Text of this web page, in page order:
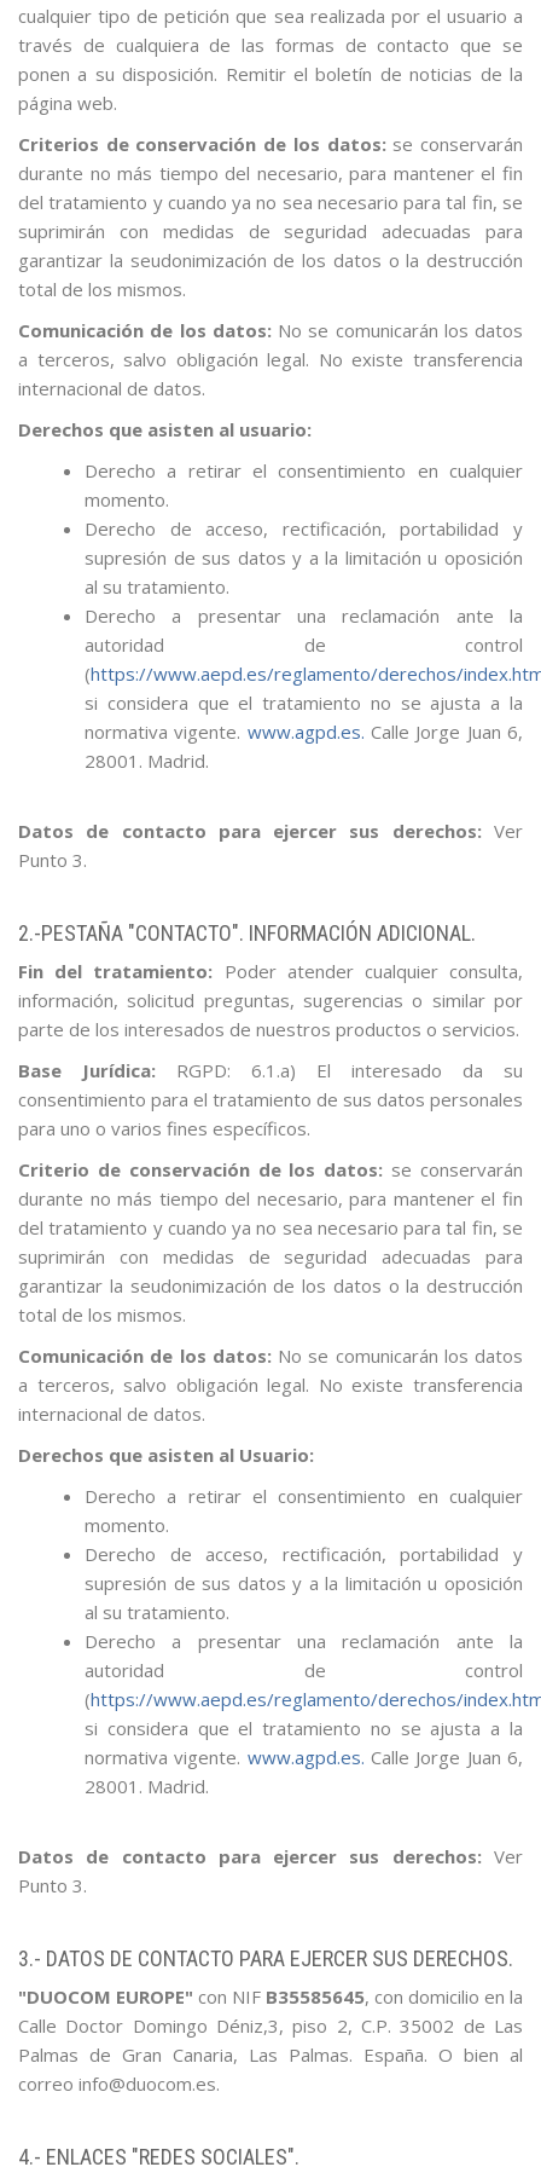
cualquier tipo de petición que sea realizada por el usuario a
través de cualquiera de las formas de contacto que se
ponen a su disposición. Remitir el boletín de noticias de la
página web.
Criterios de conservación de los datos: se conservarán
durante no más tiempo del necesario, para mantener el fin
del tratamiento y cuando ya no sea necesario para tal fin, se
suprimirán con medidas de seguridad adecuadas para
garantizar la seudonimización de los datos o la destrucción
total de los mismos.
Comunicación de los datos: No se comunicarán los datos
a terceros, salvo obligación legal. No existe transferencia
internacional de datos.
Derechos que asisten al usuario:
Derecho a retirar el consentimiento en cualquier
momento.
Derecho de acceso, rectificación, portabilidad y
supresión de sus datos y a la limitación u oposición
al su tratamiento.
Derecho a presentar una reclamación ante la
autoridad de control
(https://www.aepd.es/reglamento/derechos/
si considera que el tratamiento no se ajusta a la
normativa vigente. www.agpd.es. Calle Jorge Juan 6,
28001. Madrid.
Datos de contacto para ejercer sus derechos: Ver
Punto 3.
2.-PESTAÑA "CONTACTO". INFORMACIÓN ADICIONAL.
Fin del tratamiento: Poder atender cualquier consulta,
información, solicitud preguntas, sugerencias o similar por
parte de los interesados de nuestros productos o servicios.
Base Jurídica: RGPD: 6.1.a) El interesado da su
consentimiento para el tratamiento de sus datos personales
para uno o varios fines específicos.
Criterio de conservación de los datos: se conservarán
durante no más tiempo del necesario, para mantener el fin
del tratamiento y cuando ya no sea necesario para tal fin, se
suprimirán con medidas de seguridad adecuadas para
garantizar la seudonimización de los datos o la destrucción
total de los mismos.
Comunicación de los datos: No se comunicarán los datos
a terceros, salvo obligación legal. No existe transferencia
internacional de datos.
Derechos que asisten al Usuario:
Derecho a retirar el consentimiento en cualquier
momento.
Derecho de acceso, rectificación, portabilidad y
supresión de sus datos y a la limitación u oposición
al su tratamiento.
Derecho a presentar una reclamación ante la
autoridad de control
(https://www.aepd.es/reglamento/derechos/
si considera que el tratamiento no se ajusta a la
normativa vigente. www.agpd.es. Calle Jorge Juan 6,
28001. Madrid.
Datos de contacto para ejercer sus derechos: Ver
Punto 3.
3.- DATOS DE CONTACTO PARA EJERCER SUS DERECHOS.
"DUOCOM EUROPE" con NIF B35585645, con domicilio en la
Calle Doctor Domingo Déniz,3, piso 2, C.P. 35002 de Las
Palmas de Gran Canaria, Las Palmas. España. O bien al
correo info@duocom.es.
4.- ENLACES "REDES SOCIALES".